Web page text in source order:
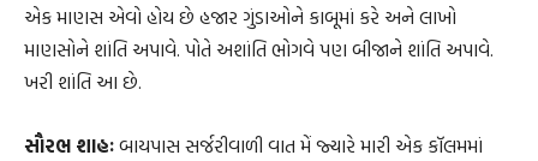
એક માણસ એવો હોય છે હજાર ગુંડાઓને કાબૂમાં કરે અને લાખો
માણસોને શાંતિ અપાવે. પોતે અશાંતિ ભોગવે પણ બીજાને શાંતિ અપાવે.
ખરી શાંતિ આ છે.
સૌરભ શાહઃબાયપાસ સર્જરીવાળી વાત મેં જ્યારે મારી એક કૉલમમાં